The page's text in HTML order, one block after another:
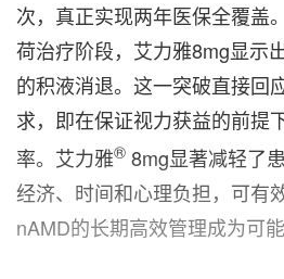
次，真正实现两年医保全覆盖
荷治疗阶段，艾力雅8mg显示
的积液消退。这一突破直接回
求，即在保证视力获益的前提
率。艾力雅® 8mg显著减轻了
经济、时间和心理负担，可有
nAMD的长期高效管理成为可能